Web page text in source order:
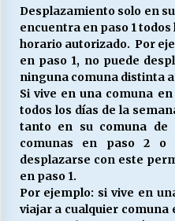
Desplazamiento solo en
encuentra en paso 1 todos
horario autorizado. Por
en paso 1, no puede
ninguna comuna distinta a
Si vive en una comuna
todos los días de la
tanto en su comuna de
comunas en paso 2 o
desplazarse con este
en paso 1.
Por ejemplo: si vive en
viajar a cualquier comuna